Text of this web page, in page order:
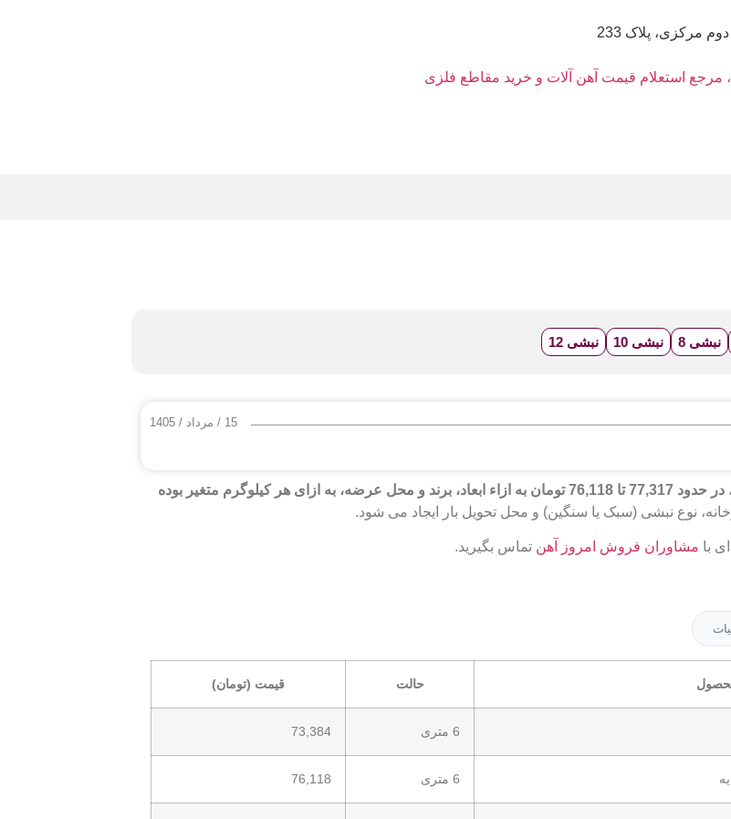
مرکزی، پلاک 233
نبشی 8 نبشی 10 نبشی 12
15 / مرداد / 1405
قیمت نبشی 3 امروز 15ام مرداد 1405، در حدود 77,317 تا 76,118 تومان به ازاء ابعاد، برند و محل عرضه، به ازای هر کیلوگرم متغیر بوده
نوع نبشی (سبک یا سنگین) و محل تحویل بار ایجاد می‌ شود.
مشاوران فروش امروز آهن تماس بگیرید.
حالت قیمت (تومان)
6 متری 73,384
6 متری 76,118